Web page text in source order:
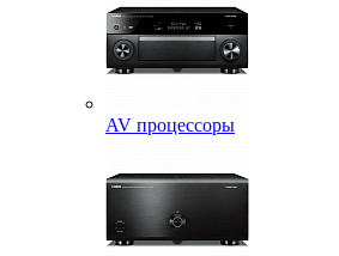
AV процессоры